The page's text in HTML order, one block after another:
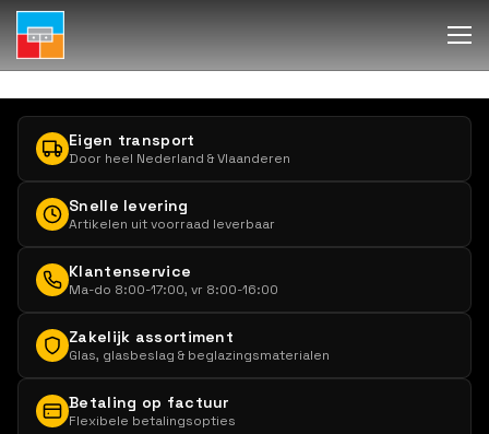
Eigen transport
Door heel Nederland & Vlaanderen
Snelle levering
Artikelen uit voorraad leverbaar
Klantenservice
Ma-do 8:00-17:00, vr 8:00-16:00
Zakelijk assortiment
Glas, glasbeslag & beglazingsmaterialen
Betaling op factuur
Flexibele betalingsopties